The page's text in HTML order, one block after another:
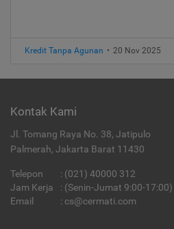
Kredit Tanpa Agunan • 20 Nov 2025
Kontak Kami
Jl. Tomang Raya No. 38, Jatipulo
Palmerah, Jakarta Barat 11430
Telepon : (021) 40000 312
Jam Kerja
: (Senin-Jumat 9:00-17:00)
Email
: cs@cermati.com